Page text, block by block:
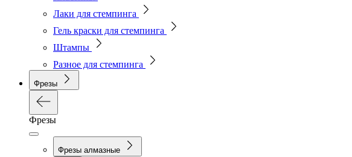
Лаки для стемпинга
Гель краски для стемпинга
Штампы
Разное для стемпинга
Фрезы
Фрезы
Фрезы алмазные